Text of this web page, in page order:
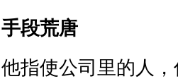
手段荒唐
他指使公司里的人